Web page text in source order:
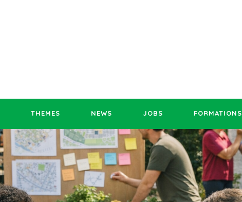
THEMES NEWS JOBS FORMATIONS